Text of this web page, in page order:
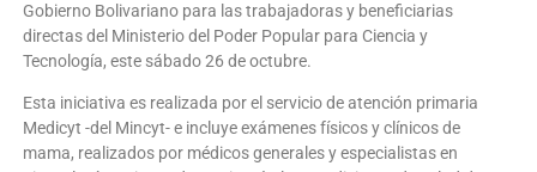
Gobierno Bolivariano para las trabajadoras y beneficiarias
directas del Ministerio del Poder Popular para Ciencia y
Tecnología, este sábado 26 de octubre.
Esta iniciativa es realizada por el servicio de atención primaria
Medicyt -del Mincyt- e incluye exámenes físicos y clínicos de
mama, realizados por médicos generales y especialistas en